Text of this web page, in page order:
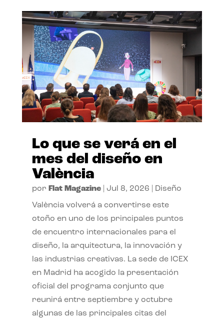
Lo que se verá en el
mes del diseño en
València
por Flat Magazine| Jul 8, 2026 Diseño
València volverá a convertirse este
otoño en uno de los principales puntos
de encuentro internacionales para el
diseño, la arquitectura, la innovación y
las industrias creativas. La sede de ICEX
en Madrid ha acogido la presentación
oficial del programa conjunto que
reunirá entre septiembre y octubre
algunas de las principales citas del